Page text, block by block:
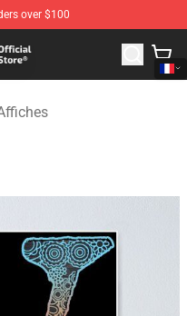
over $100
Store